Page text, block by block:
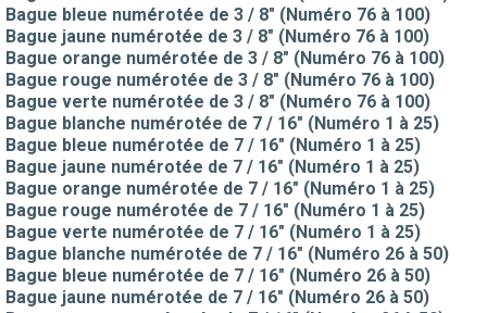
Bague bleue numérotée de 3 / 8" (Numéro 76 à 100)
Bague jaune numérotée de 3 / 8" (Numéro 76 à 100)
Bague orange numérotée de 3 / 8" (Numéro 76 à 100)
Bague rouge numérotée de 3 / 8" (Numéro 76 à 100)
Bague verte numérotée de 3 / 8" (Numéro 76 à 100)
Bague blanche numérotée de 7 / 16" (Numéro 1 à 25)
Bague bleue numérotée de 7 / 16" (Numéro 1 à 25)
Bague jaune numérotée de 7 / 16" (Numéro 1 à 25)
Bague orange numérotée de 7 / 16" (Numéro 1 à 25)
Bague rouge numérotée de 7 / 16" (Numéro 1 à 25)
Bague verte numérotée de 7 / 16" (Numéro 1 à 25)
Bague blanche numérotée de 7 / 16" (Numéro 26 à 50)
Bague bleue numérotée de 7 / 16" (Numéro 26 à 50)
Bague jaune numérotée de 7 / 16" (Numéro 26 à 50)